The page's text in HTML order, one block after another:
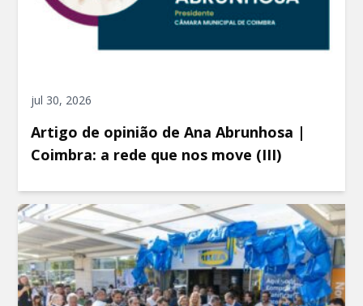
jul 30, 2026
Artigo de opinião de Ana Abrunhosa |
Coimbra: a rede que nos move (III)